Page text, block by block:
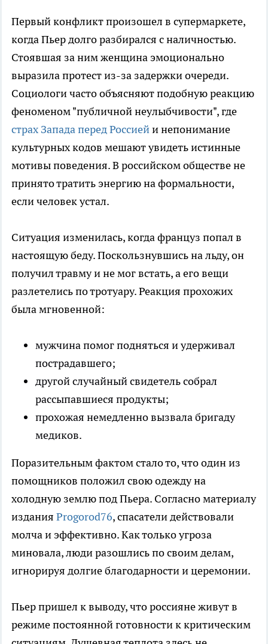
Первый конфликт произошел в супермаркете,
когда Пьер долго разбирался с наличностью.
Стоявшая за ним женщина эмоционально
выразила протест из-за задержки очереди.
Социологи часто объясняют подобную реакцию
феноменом "публичной неулыбчивости", где
страх Запада перед Россиейи непонимание
культурных кодов мешают увидеть истинные
мотивы поведения. В российском обществе не
принято тратить энергию на формальности,
если человек устал.
Ситуация изменилась, когда француз попал в
настоящую беду. Поскользнувшись на льду, он
получил травму и не мог встать, а его вещи
разлетелись по тротуару. Реакция прохожих
была мгновенной:
мужчина помог подняться и удерживал
пострадавшего;
другой случайный свидетель собрал
рассыпавшиеся продукты;
прохожая немедленно вызвала бригаду
медиков.
Поразительным фактом стало то, что один из
помощников положил свою одежду на
холодную землю под Пьера. Согласно материалу
издания Progorod76, спасатели действовали
молча и эффективно. Как только угроза
миновала, люди разошлись по своим делам,
игнорируя долгие благодарности и церемонии.
Пьер пришел к выводу, что россияне живут в
режиме постоянной готовности к критическим